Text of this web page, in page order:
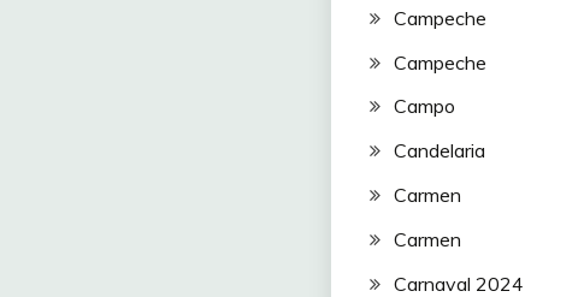
Campeche
Campeche
Campo
Candelaria
Carmen
Carmen
Carnaval 2024